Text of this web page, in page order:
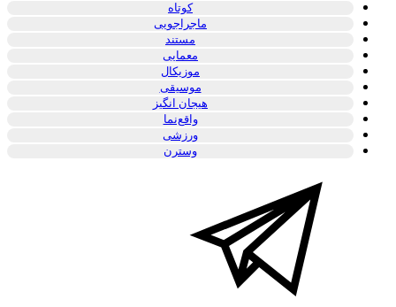
کوتاه
ماجراجویی
مستند
معمایی
موزیکال
موسیقی
هیجان انگیز
واقع‌نما
ورزشی
وسترن